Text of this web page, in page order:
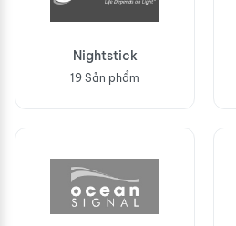
Nightstick
19 Sản phẩm